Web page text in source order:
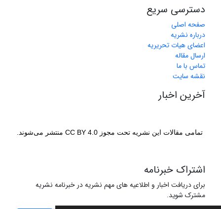
دسترسی سریع
صفحه اصلی
درباره نشریه
اعضای هیات تحریریه
ارسال مقاله
تماس با ما
نقشه سایت
آخرین اخبار
تمامی مقالات این نشریه تحت مجوز CC BY 4.0 منتشر می‌شوند.
اشتراک خبرنامه
برای دریافت اخبار و اطلاعیه های مهم نشریه در خبرنامه نشریه
مشترک شوید.